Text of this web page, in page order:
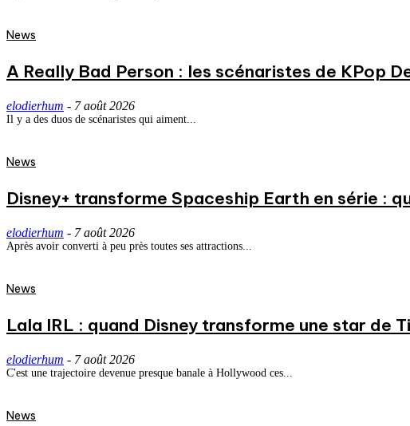
News
A Really Bad Person : les scénaristes de KPop
elodierhum - 7 août 2026
Il y a des duos de scénaristes qui aiment...
News
Disney+ transforme Spaceship Earth en série :
elodierhum - 7 août 2026
Après avoir converti à peu près toutes ses attractions...
News
Lala IRL : quand Disney transforme une star de
elodierhum - 7 août 2026
C'est une trajectoire devenue presque banale à Hollywood ces...
News